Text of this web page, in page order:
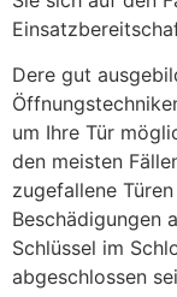
Dere gut
um Ihre Tür
den meisten
zugefallene
Beschädigungen
Schlüssel im
abgeschlossen